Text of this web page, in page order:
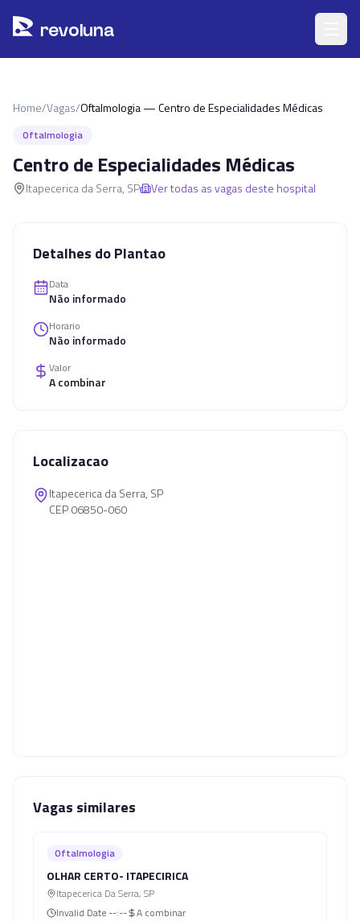
revoluna
Home/Vagas/Oftalmologia — Centro de Especialidades Médicas
Oftalmologia
Centro de Especialidades Médicas
Itapecerica da Serra, SP Ver todas as vagas deste hospital
Detalhes do Plantao
Data
Não informado
Horario
Não informado
Valor
A combinar
Localizacao
Itapecerica da Serra, SP
CEP 06850-060
Vagas similares
Oftalmologia
OLHAR CERTO- ITAPECIRICA
Itapecerica Da Serra, SP
Invalid Date --:-- A combinar